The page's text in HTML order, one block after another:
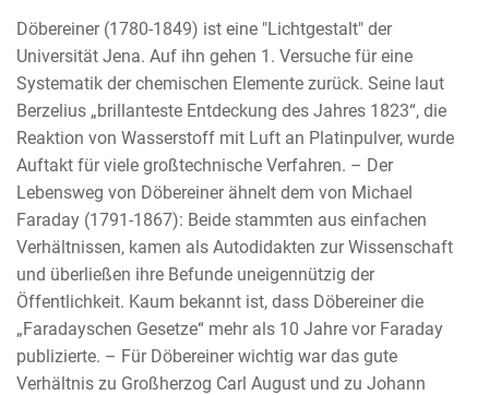
Döbereiner (1780-1849) ist eine "Lichtgestalt" der
Universität Jena. Auf ihn gehen 1. Versuche für eine
Systematik der chemischen Elemente zurück. Seine laut
Berzelius „brillanteste Entdeckung des Jahres 1823“, die
Reaktion von Wasserstoff mit Luft an Platinpulver, wurde
Auftakt für viele großtechnische Verfahren. – Der
Lebensweg von Döbereiner ähnelt dem von Michael
Faraday (1791-1867): Beide stammten aus einfachen
Verhältnissen, kamen als Autodidakten zur Wissenschaft
und überließen ihre Befunde uneigennützig der
Öffentlichkeit. Kaum bekannt ist, dass Döbereiner die
„Faradayschen Gesetze“ mehr als 10 Jahre vor Faraday
publizierte. – Für Döbereiner wichtig war das gute
Verhältnis zu Großherzog Carl August und zu Johann